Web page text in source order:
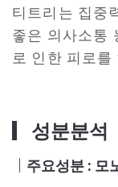
티트리는 집중
좋은 의사소통
로 인한 피로
▎성분분석
｜주요성분 : 모